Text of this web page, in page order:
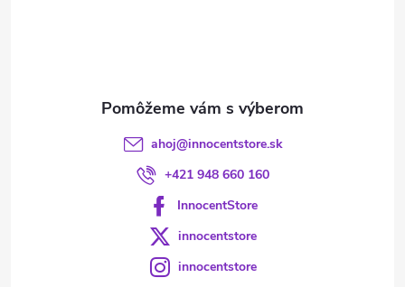
ahoj@innocentstore.sk
+421 948 660 160
InnocentStore
innocentstore
innocentstore